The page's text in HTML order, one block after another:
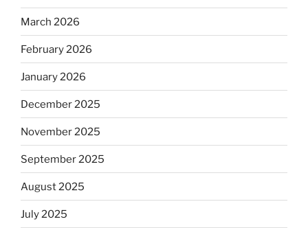
March 2026
February 2026
January 2026
December 2025
November 2025
September 2025
August 2025
July 2025